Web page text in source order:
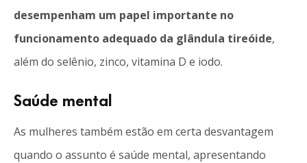
desempenham um papel importante no
funcionamento adequado da glândula tireóide,
além do selênio, zinco, vitamina D e iodo.
Saúde mental
As mulheres também estão em certa desvantagem
quando o assunto é saúde mental, apresentando